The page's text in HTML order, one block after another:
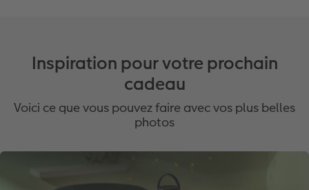
Inspiration pour votre prochain
cadeau
Voici ce que vous pouvez faire avec vos plus belles
photos